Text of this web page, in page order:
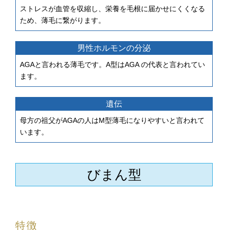
ストレスが血管を収縮し、栄養を毛根に届かせにくくなる
ため、薄毛に繋がります。
男性ホルモンの分泌
AGAと言われる薄毛です。A型はAGA の代表と言われてい
ます。
遺伝
母方の祖父がAGAの人はM型薄毛になりやすいと言われて
います。
びまん型
特徴